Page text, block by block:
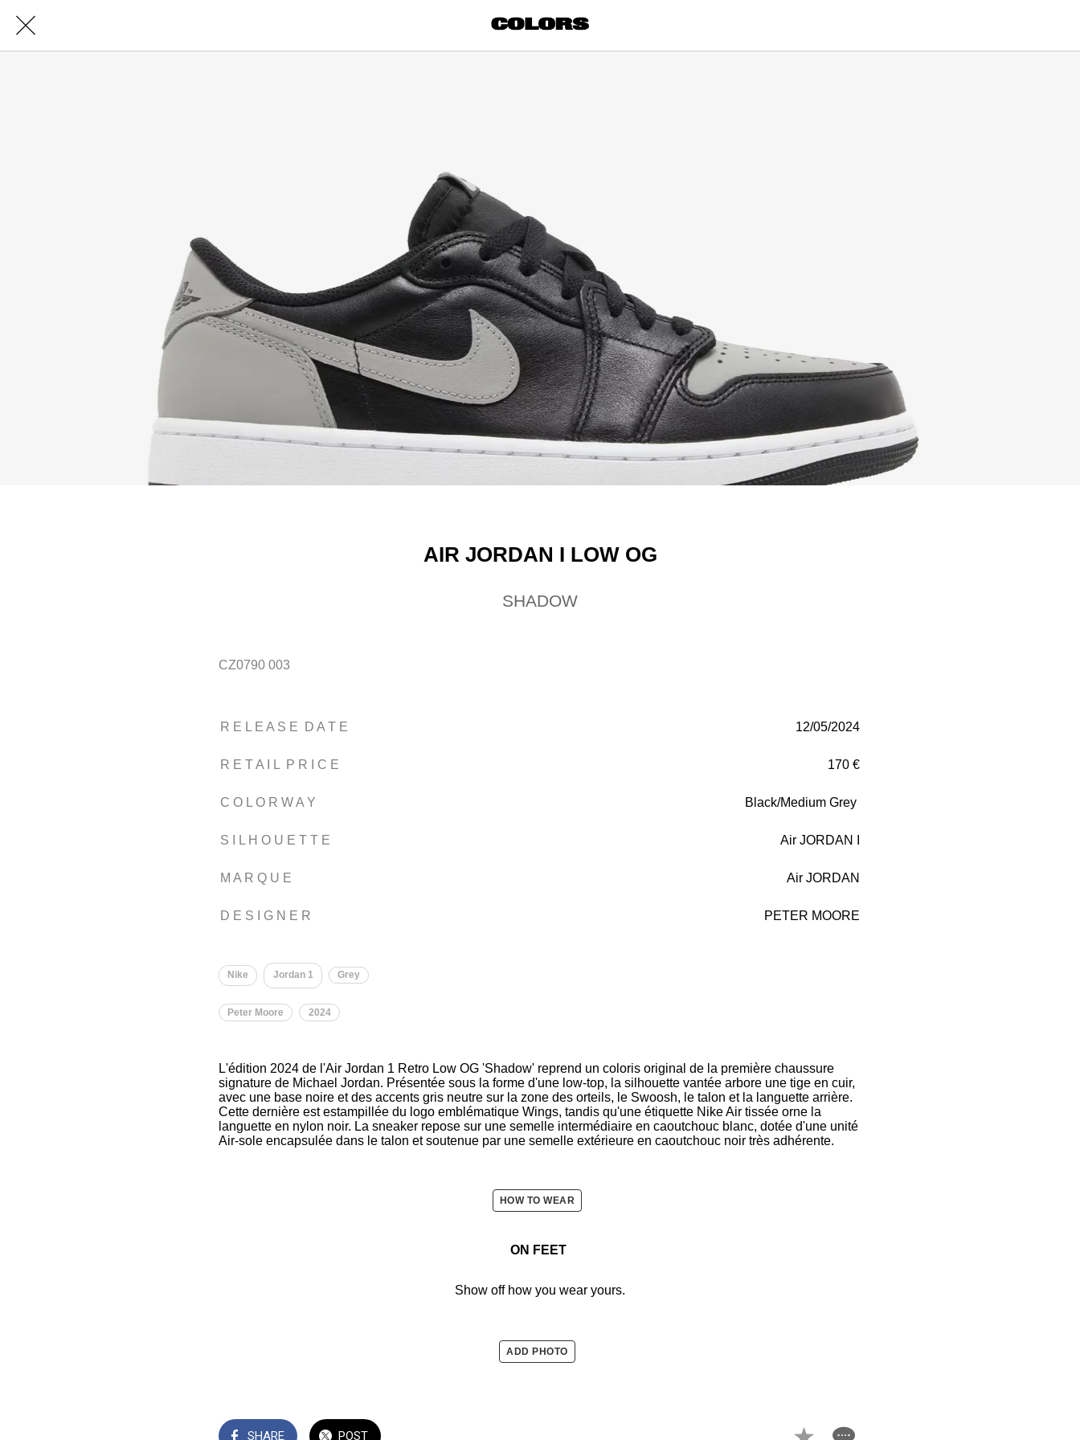
AIR JORDAN I LOW OG
SHADOW
CZ0790 003
R E L E A S E D A T E 12/05/2024
R E T A I L P R I C E 170 €
C O L O R W A Y Black/Medium Grey
S I L H O U E T T E Air JORDAN I
M A R Q U E Air JORDAN
D E S I G N E R PETER MOORE
Nike Jordan 1 Grey
Peter Moore 2024
L'édition 2024 de l'Air Jordan 1 Retro Low OG 'Shadow' reprend un coloris original de la première chaussure
signature de Michael Jordan. Présentée sous la forme d'une low-top, la silhouette vantée arbore une tige en cuir,
avec une base noire et des accents gris neutre sur la zone des orteils, le Swoosh, le talon et la languette arrière.
Cette dernière est estampillée du logo emblématique Wings, tandis qu'une étiquette Nike Air tissée orne la
languette en nylon noir. La sneaker repose sur une semelle intermédiaire en caoutchouc blanc, dotée d'une unité
Air-sole encapsulée dans le talon et soutenue par une semelle extérieure en caoutchouc noir très adhérente.
HOW TO WEAR
ON FEET
Show off how you wear yours.
ADD PHOTO
SHARE POST